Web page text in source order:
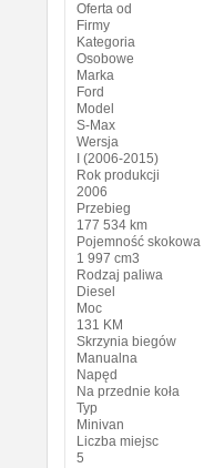
Oferta od
Firmy
Kategoria
Osobowe
Marka
Ford
Model
S-Max
Wersja
I (2006-2015)
Rok produkcji
2006
Przebieg
177 534 km
Pojemność skokowa
1 997 cm3
Rodzaj paliwa
Diesel
Moc
131 KM
Skrzynia biegów
Manualna
Napęd
Na przednie koła
Typ
Minivan
Liczba miejsc
5